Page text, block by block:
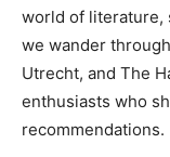
‌world of literature,
we⁤ wander
Utrecht, and The​
enthusiasts⁤ who
recommendations.